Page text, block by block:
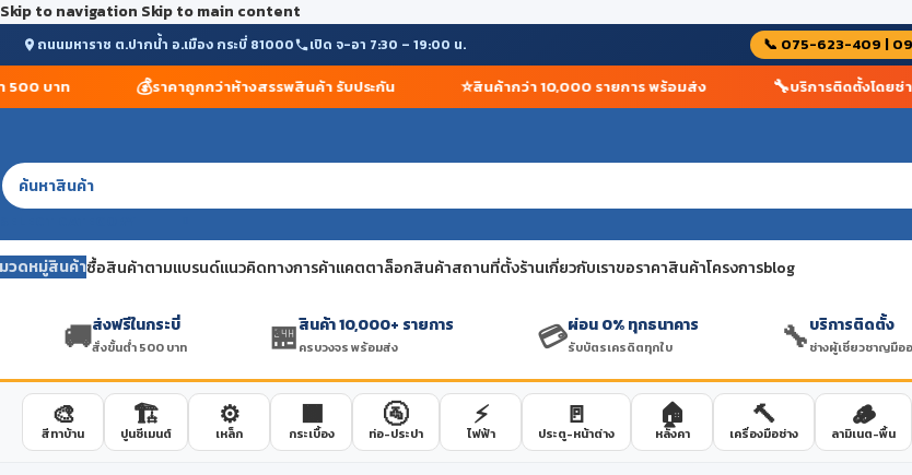
Skip to navigation Skip to main content
ถนนมหาราช ต.ปากน้ำ อ.เมือง กระบี่ 81000 เปิด จ-อา 7:30 – 19:00 น. 📞 075-623-409 |
บาท ราคาถูกกว่าห้างสรรพสินค้า รับประกัน สินค้ากว่า 10,000 รายการ พร้อมส่ง บริการติดตั้งโดยช่าง
วดหมู่สินค้าซื้อสินค้าตามแบรนด์แนวคิดทางการค้าแคตตาล็อกสินค้าสถานที่ตั้งร้านเกี่ยวกับเราขอราคาสินค้าโครงการblog
🚚ส่งฟรีในกระบี่
สั่งขั้นต่ำ 500 บาท 🏪สินค้า 10,000+ รายการ
ครบวงจร พร้อมส่ง 💳ผ่อน 0% ทุกธนาคาร
รับบัตรเครดิตทุกใบ 🔧บริการติดตั้ง
ช่างผู้เชี่ยวชาญมือ
🎨
สีทาบ้าน
🏗️
ปูนซีเมนต์
⚙️
เหล็ก
🟫
กระเบื้อง
🚰
ท่อ-ประปา
⚡
ไฟฟ้า
🚪
ประตู-หน้าต่าง
🏠
หลังคา
🔨
เครื่องมือช่าง
🪵
ลามิเนต-พื้น